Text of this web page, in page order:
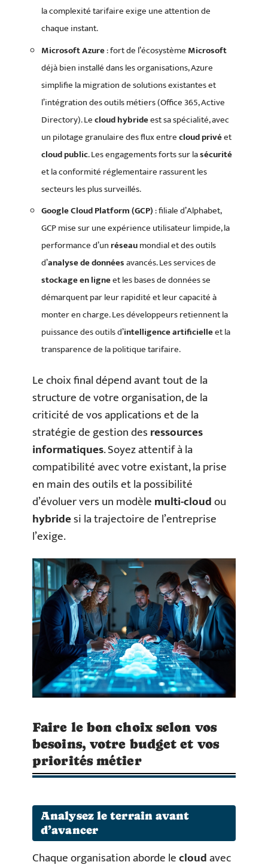
la complexité tarifaire exige une attention de
chaque instant.
Microsoft Azure: fort de l’écosystème Microsoft
déjà bien installé dans les organisations, Azure
simplifie la migration de solutions existantes et
l’intégration des outils métiers (Office 365, Active
Directory). Lecloud hybrideest sa spécialité, avec
un pilotage granulaire des flux entrecloud privéet
cloud public. Les engagements forts sur lasécurité
et la conformité réglementaire rassurent les
secteurs les plus surveillés.
Google Cloud Platform (GCP): filiale d’Alphabet,
GCP mise sur une expérience utilisateur limpide, la
performance d’un réseaumondial et des outils
d’analyse de donnéesavancés. Les services de
stockage en ligneet les bases de données se
démarquent par leur rapidité et leur capacité à
monter en charge. Les développeurs retiennent la
puissance des outils d’intelligence artificielleet la
transparence de la politique tarifaire.
Le choix final dépend avant tout de la
structure de votre organisation, de la
criticité de vos applications et de la
stratégie de gestion desressources
informatiques. Soyez attentif à la
compatibilité avec votre existant, la prise
en main des outils et la possibilité
d’évoluer vers un modèlemulti-cloudou
hybridesi la trajectoire de l’entreprise
l’exige.
Faire le bon choix selon vos
besoins, votre budget et vos
priorités métier
Analysez le terrain avant
d’avancer
Chaque organisation aborde lecloudavec